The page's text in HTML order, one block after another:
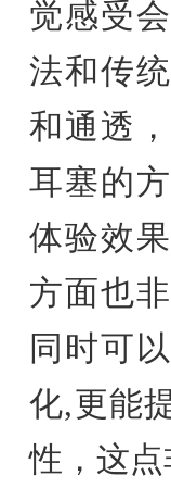
觉感受
法和传
和通透
耳塞的
体验效
方面也
同时可
化,更能
性，这点